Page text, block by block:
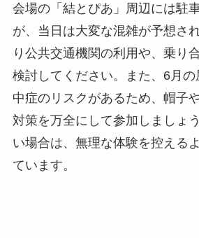
会場の「結とぴあ」周辺には駐
が、当日は大変な混雑が予想さ
り公共交通機関の利用や、乗り
検討してください。また、6月
中症のリスクがあるため、帽子
対策を万全にして参加しましょ
い場合は、無理な体験を控える
ています。